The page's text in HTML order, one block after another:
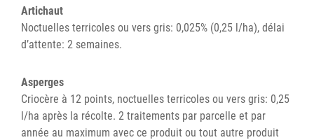
Artichaut
Noctuelles terricoles ou vers gris: 0,025% (0,25 l/ha), délai
d’attente: 2 semaines.
Asperges
Criocère à 12 points, noctuelles terricoles ou vers gris: 0,25
l/ha après la récolte. 2 traitements par parcelle et par
année au maximum avec ce produit ou tout autre produit